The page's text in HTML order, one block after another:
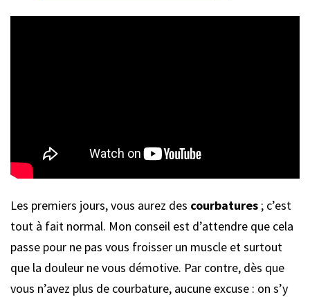
Les premiers jours, vous aurez des courbatures ; c’est
tout à fait normal. Mon conseil est d’attendre que cela
passe pour ne pas vous froisser un muscle et surtout
que la douleur ne vous démotive. Par contre, dès que
vous n’avez plus de courbature, aucune excuse : on s’y